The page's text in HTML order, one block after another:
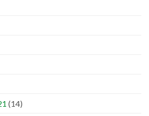
(14)